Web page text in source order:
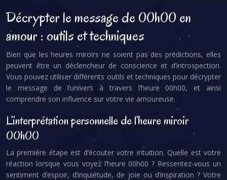
Décrypter le message de 00h00 en
amour : outils et techniques
Bien que les heures miroirs ne soient pas des prédictions, elles
peuvent être un déclencheur de conscience et d’introspection.
Vous pouvez utiliser différents outils et techniques pour décrypter
le message de l’univers à travers l’heure 00h00, et ainsi
comprendre son influence sur votre vie amoureuse.
L’interprétation personnelle de l’heure miroir
00h00
La première étape est d’écouter votre intuition. Quelle est votre
réaction lorsque vous voyez l’heure 00h00 ? Ressentez-vous un
sentiment d’espoir, d’inquiétude, de joie ou d’inspiration ? Votre